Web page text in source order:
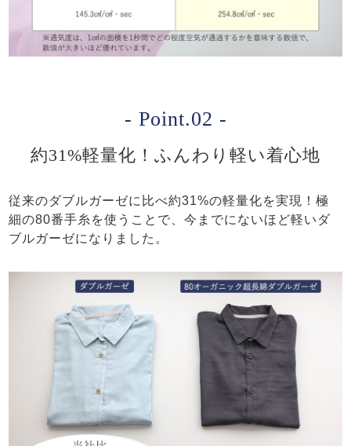
- Point.02 -
約31%軽量化！ふんわり軽い着心地
従来のダブルガーゼに比べ約31%の軽量化を実現！極
細の80番手糸を使うことで、今までにないほど軽いダ
ブルガーゼになりました。